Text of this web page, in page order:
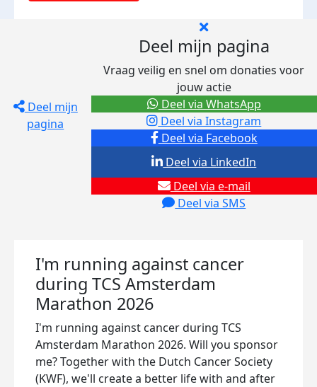
Deel mijn
pagina
Deel mijn pagina
Vraag veilig en snel om donaties voor
jouw actie
Deel via Facebook
Deel via Instagram
Deel via e-mail
Deel via SMS
Deel via LinkedIn
Deel via WhatsApp
I'm running against cancer
during TCS Amsterdam
Marathon 2026
I'm running against cancer during TCS
Amsterdam Marathon 2026. Will you sponsor
me? Together with the Dutch Cancer Society
(KWF), we'll create a better life with and after